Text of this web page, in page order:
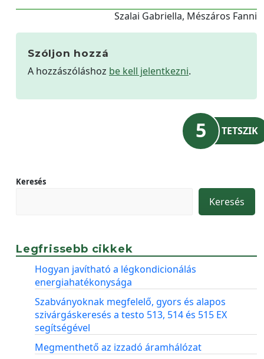
Szalai Gabriella, Mészáros Fanni
Szóljon hozzá
A hozzászóláshoz be kell jelentkezni.
5 TETSZIK
Keresés
Keresés
Legfrissebb cikkek
Hogyan javítható a légkondicionálás
energiahatékonysága
Szabványoknak megfelelő, gyors és alapos
szivárgáskeresés a testo 513, 514 és 515 EX
segítségével
Megmenthető az izzadó áramhálózat